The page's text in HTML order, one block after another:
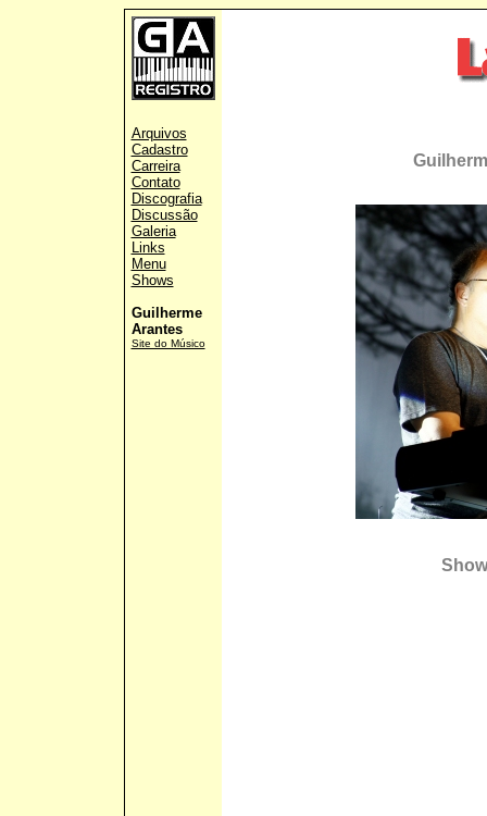
Arquivos
Cadastro
Carreira
Contato
Discografia
Discussão
Galeria
Links
Menu
Shows
Guilherme
Arantes
Site do Músico